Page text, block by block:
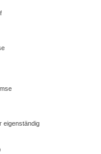
eigenständig